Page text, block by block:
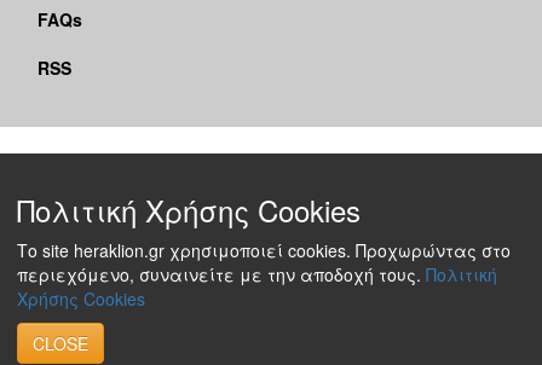
FAQs
RSS
Πολιτική Χρήσης Cookies
Το site heraklion.gr χρησιμοποιεί cookies. Προχωρώντας στο
περιεχόμενο, συναινείτε με την αποδοχή τους. Πολιτική
Χρήσης Cookies
CLOSE